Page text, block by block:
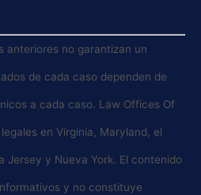
anteriores no garantizan un
de cada caso dependen de
a cada caso. Law Offices Of
en Virginia, Maryland, el
Jersey y Nueva York. El contenido
y no constituye